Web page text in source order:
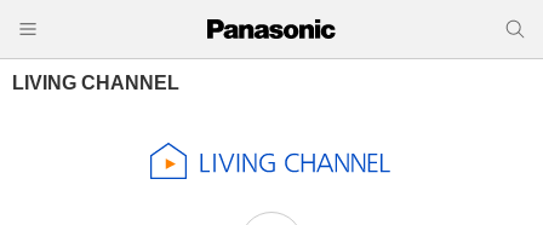
LIVING CHANNEL